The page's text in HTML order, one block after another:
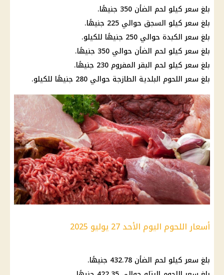
بلغ سعر كيلو لحم الضأن 350 جنيهًا.
بلغ سعر كيلو السجق حوالي 225 جنيهًا.
بلغ سعر الكبدة حوالي 250 جنيهًا للكيلو.
بلغ سعر كيلو لحم الضأن حوالي 350 جنيهًا.
بلغ سعر كيلو لحم البقر المفروم 230 جنيهًا.
بلغ سعر اللحوم البلدية الطازجة حوالي 280 جنيهًا للكيلو.
أسعار اللحوم اليوم الأحد 27 يوليو 2025
بلغ سعر كيلو لحم الضأن 432.78 جنيهًا.